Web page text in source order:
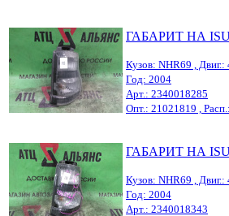
ГАБАРИТ НА
Кузов: NHR69 , Двиг.:
Год: 2004
Арт.: 2340018285
Опт.: 21021819 ,
ГАБАРИТ НА
Кузов: NHR69 , Двиг.:
Год: 2004
Арт.: 2340018343